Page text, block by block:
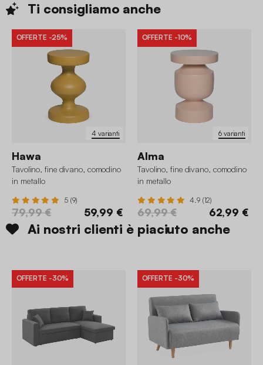
Ti consigliamo anche
4 varianti
OFFERTE -25%
Hawa
Tavolino, fine divano, comodino
in metallo
5 (9)
79,99 € 59,99 €
6 varianti
OFFERTE -10%
Alma
Tavolino, fine divano, comodino
in metallo
4.9 (12)
69,99 € 62,99 €
Ai nostri clienti è piaciuto anche
OFFERTE -30% OFFERTE -30%